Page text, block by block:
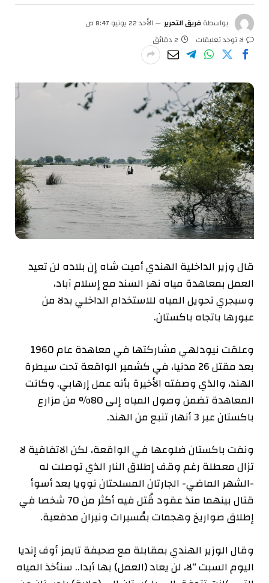
بواسطةفريق التحرير
الأحد 22 يونيو 8:47 ص
لا توجد تعليقات
2 دقائق
قال وزير الداخلية الهندي أميت شاه إن بلاده لن تعيد
العمل بمعاهدة مياه نهر السند مع إسلام آباد،
وسيجري تحويل المياه للاستخدام الداخلي بدلا من
عبورها باتجاه باكستان.
وعلقت نيودلهي مشاركتها في معاهدة عام 1960
بعد مقتل 26 مدنيا، في كشمير الواقعة تحت سيطرة
الهند، والذي وصفته الأخيرة بأنه عمل إرهابي. وكانت
المعاهدة تضمن وصول المياه إلى 80% من مزارع
باكستان عبر 3 أنهار تنبع من الهند.
ونفت باكستان ضلوعها في الواقعة، لكن الاتفاقية لا
تزال معطلة رغم وقف إطلاق النار الذي توصلت له
-الشهر الماضي- الجارتان المسلحتان نوويا بعد أسوأ
قتال بينهما منذ عقود قُتل فيه أكثر من 70 شخصا في
إطلاق صواريخ وهجمات بمُسيرات ونيران مدفعية.
وقال الوزير الهندي بمقابلة مع صحيفة تايمز أوف إنديا
اليوم السبت “لا، لن يعاد (العمل) بها أبدا.. سنأخذ المياه